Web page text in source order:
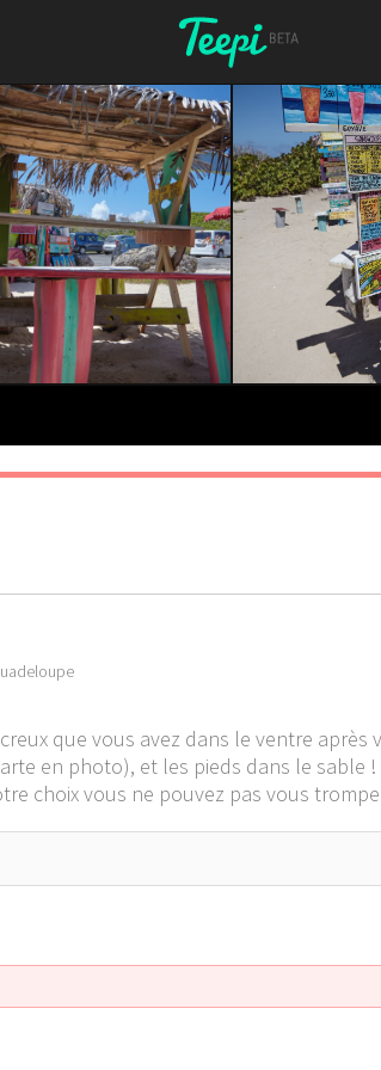
que vous avez dans le ventre
en photo), et les pieds dans le sable !
choix vous ne pouvez pas vous